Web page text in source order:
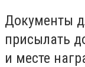
Документы
присылать
и месте